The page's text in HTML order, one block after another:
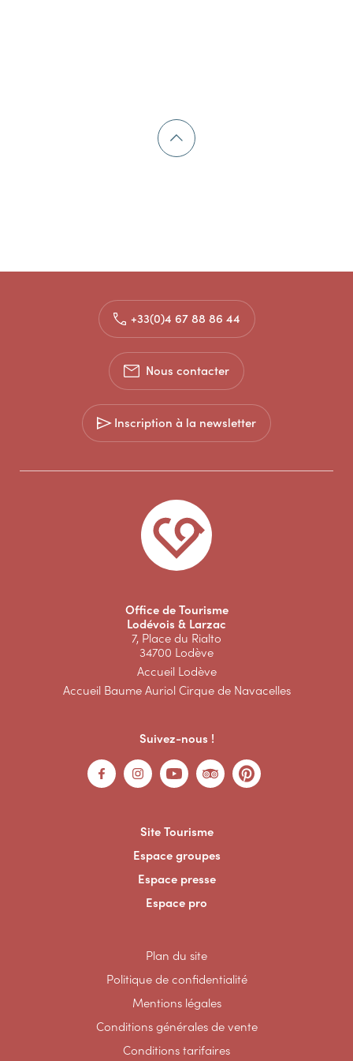
+33(0)4 67 88 86 44
Nous contacter
Inscription à la newsletter
Office de Tourisme
Lodévois & Larzac
7, Place du Rialto
34700 Lodève
Accueil Lodève
Accueil Baume Auriol Cirque de Navacelles
Suivez-nous !
Site Tourisme
Espace groupes
Espace presse
Espace pro
Plan du site
Politique de confidentialité
Mentions légales
Conditions générales de vente
Conditions tarifaires